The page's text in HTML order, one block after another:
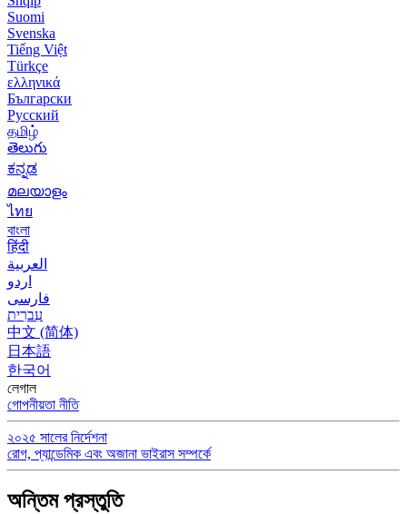
Suomi
Svenska
Tiếng Việt
Türkçe
ελληνικά
Български
Русский
தமிழ்
తెలుగు
ಕನ್ನಡ
മലയാളം
ไทย
বাংলা
हिंदी
العربية
اردو
فارسی
עִברִית
中文 (简体)
日本語
한국어
লেগাল
গোপনীয়তা নীতি
২০২৫ সালের নির্দেশনা
রোগ, প্যান্ডেমিক এবং অজানা ভাইরাস সম্পর্কে
অন্তিম প্রস্তুতি